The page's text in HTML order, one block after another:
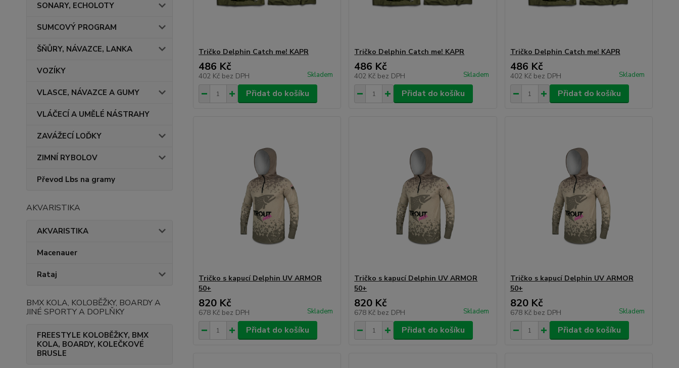
SONARY, ECHOLOTY
SUMCOVÝ PROGRAM
ŠŇŮRY, NÁVAZCE, LANKA
VOZÍKY
VLASCE, NÁVAZCE A GUMY
VLÁČECÍ A UMĚLÉ NÁSTRAHY
ZAVÁŽECÍ LOĎKY
ZIMNÍ RYBOLOV
Převod Lbs na gramy
AKVARISTIKA
AKVARISTIKA
Macenauer
Rataj
BMX KOLA, KOLOBĚŽKY, BOARDY A
JINÉ SPORTY A DOPLŇKY
FREESTYLE KOLOBĚŽKY, BMX
KOLA, BOARDY, KOLEČKOVÉ
BRUSLE
Tričko Delphin Catch me! KAPR
486 Kč
402 Kč bez DPH Skladem
Přidat do košíku
Tričko Delphin Catch me! KAPR
486 Kč
402 Kč bez DPH Skladem
Přidat do košíku
Tričko Delphin Catch me! KAPR
486 Kč
402 Kč bez DPH Skladem
Přidat do košíku
Tričko s kapucí Delphin UV ARMOR
50+
820 Kč
678 Kč bez DPH Skladem
Přidat do košíku
Tričko s kapucí Delphin UV ARMOR
50+
820 Kč
678 Kč bez DPH Skladem
Přidat do košíku
Tričko s kapucí Delphin UV ARMOR
50+
820 Kč
678 Kč bez DPH Skladem
Přidat do košíku